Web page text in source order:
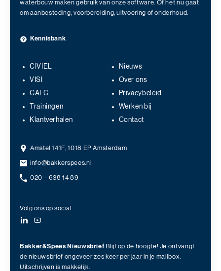
waterbouw maken gebruik van onze software. Of het nu gaat
om aanbesteding, voorbereiding, uitvoering of onderhoud.
Kennisbank
CIVIEL
VISI
CALC
Trainingen
Klantverhalen
Nieuws
Over ons
Privacybeleid
Werken bij
Contact
Amstel 141F, 1018 EP Amsterdam
info@bakkerspees.nl
020 – 638 14 89
Volg ons op social:
Bakker&Spees Nieuwsbrief Blijf op de hoogte! Je ontvangt
de nieuwsbrief ongeveer zes keer per jaar in je mailbox.
Uitschrijven is makkelijk.